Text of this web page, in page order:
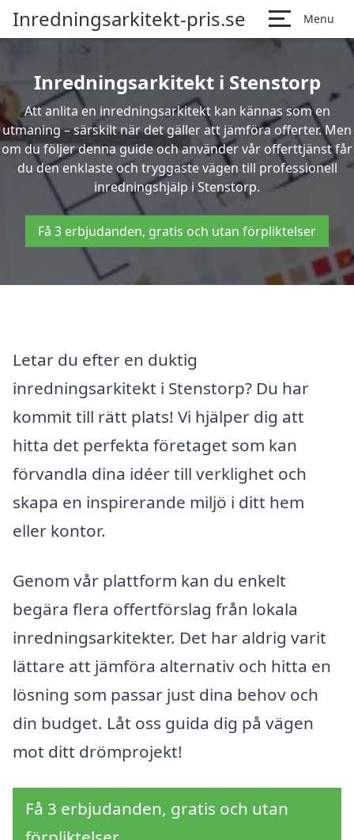
Inredningsarkitekt-pris.se Menu
Inredningsarkitekt i Stenstorp
Att anlita en inredningsarkitekt kan kännas som en
utmaning – särskilt när det gäller att jämföra offerter. Men
om du följer denna guide och använder vår offerttjänst får
du den enklaste och tryggaste vägen till professionell
inredningshjälp i Stenstorp.
Få 3 erbjudanden, gratis och utan förpliktelser
Letar du efter en duktig
inredningsarkitekt i Stenstorp? Du har
kommit till rätt plats! Vi hjälper dig att
hitta det perfekta företaget som kan
förvandla dina idéer till verklighet och
skapa en inspirerande miljö i ditt hem
eller kontor.
Genom vår plattform kan du enkelt
begära flera offertförslag från lokala
inredningsarkitekter. Det har aldrig varit
lättare att jämföra alternativ och hitta en
lösning som passar just dina behov och
din budget. Låt oss guida dig på vägen
mot ditt drömprojekt!
Få 3 erbjudanden, gratis och utan